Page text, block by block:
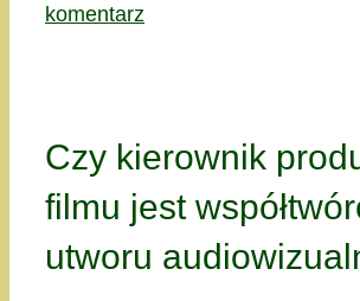
komentarz
Czy kierownik
filmu jest
utworu